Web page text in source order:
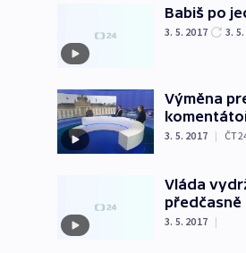
Babiš po
3. 5. 2017 3.
Výměna
3. 5. 2017 |
Vláda
předčasně
3. 5. 2017 |